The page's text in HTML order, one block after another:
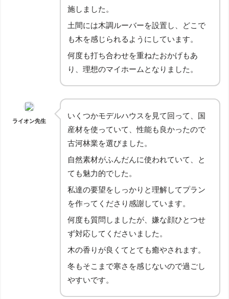
施しました。
土間には木調ルーバーを設置し、どこで
も木を感じられるようにしています。
何度も打ち合わせを重ねたおかげもあ
り、理想のマイホームとなりました。
ライオン先生
いくつかモデルハウスを見て回って、国
産材を使っていて、性能も良かったので
古河林業を選びました。
自然素材がふんだんに使われていて、と
ても魅力的でした。
私達の要望をしっかりと理解してプラン
を作ってくださり感謝しています。
何度も質問しましたが、嫌な顔ひとつせ
ず対応してくださいました。
木の香りが良くてとても癒やされます。
冬もそこまで寒さを感じないので過ごし
やすいです。